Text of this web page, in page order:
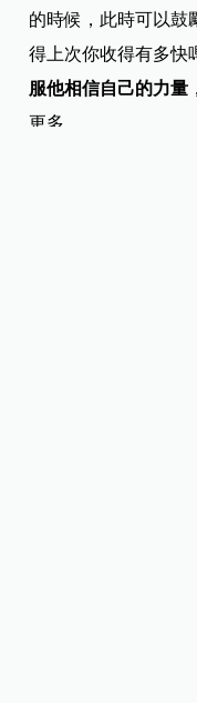
的時候，此時可以鼓
得上次你收得有多快
服他相信自己的力量
更多。